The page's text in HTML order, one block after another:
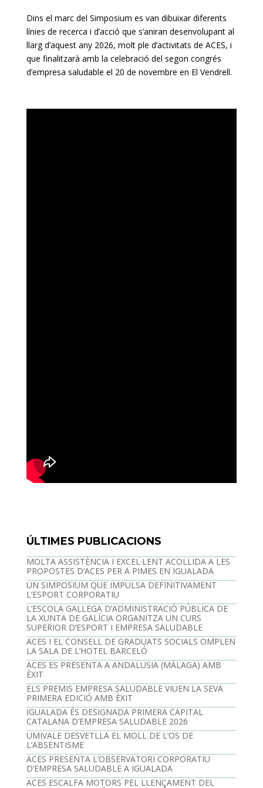
Dins el marc del Simposium es van dibuixar diferents
línies de recerca i d’acció que s’aniran desenvolupant al
llarg d’aquest any 2026, molt ple d’activitats de ACES, i
que finalitzarà amb la celebració del segon congrés
d’empresa saludable el 20 de novembre en El Vendrell.
ÚLTIMES PUBLICACIONS
MOLTA ASSISTÈNCIA I EXCEL·LENT ACOLLIDA A LES
PROPOSTES D’ACES PER A PIMES EN IGUALADA
UN SIMPOSIUM QUE IMPULSA DEFINITIVAMENT
L’ESPORT CORPORATIU
L’ESCOLA GALLEGA D’ADMINISTRACIÓ PÚBLICA DE
LA XUNTA DE GALÍCIA ORGANITZA UN CURS
SUPERIOR D’ESPORT I EMPRESA SALUDABLE
ACES I EL CONSELL DE GRADUATS SOCIALS OMPLEN
LA SALA DE L’HOTEL BARCELÓ
ACES ES PRESENTA A ANDALUSIA (MÀLAGA) AMB
ÈXIT
ELS PREMIS EMPRESA SALUDABLE VIUEN LA SEVA
PRIMERA EDICIÓ AMB ÈXIT
IGUALADA ÉS DESIGNADA PRIMERA CAPITAL
CATALANA D’EMPRESA SALUDABLE 2026
UMIVALE DESVETLLA EL MOLL DE L’OS DE
L’ABSENTISME
ACES PRESENTA L’OBSERVATORI CORPORATIU
D’EMPRESA SALUDABLE A IGUALADA
ACES ESCALFA MOTORS PEL LLENÇAMENT DEL